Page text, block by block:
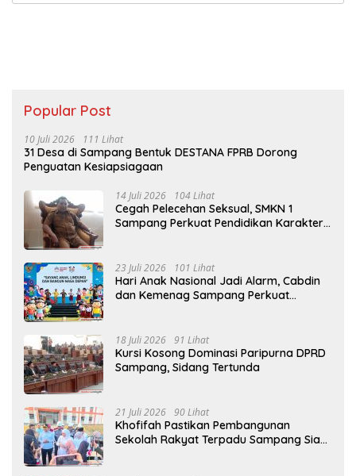
Popular Post
10 Juli 2026 111 Lihat
31 Desa di Sampang Bentuk DESTANA FPRB Dorong
Penguatan Kesiapsiagaan
14 Juli 2026 104 Lihat
Cegah Pelecehan Seksual, SMKN 1
Sampang Perkuat Pendidikan Karakter
23 Juli 2026 101 Lihat
Hari Anak Nasional Jadi Alarm, Cabdin
dan Kemenag Sampang Perkuat
18 Juli 2026 91 Lihat
Kursi Kosong Dominasi Paripurna DPRD
Sampang, Sidang Tertunda
21 Juli 2026 90 Lihat
Khofifah Pastikan Pembangunan
Sekolah Rakyat Terpadu Sampang Siap